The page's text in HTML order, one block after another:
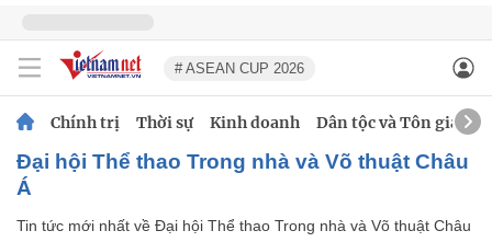
# ASEAN CUP 2026
Chính trị Thời sự Kinh doanh Dân tộc và Tôn giáo
Đại hội Thể thao Trong nhà và Võ thuật Châu
Á
Tin tức mới nhất về Đại hội Thể thao Trong nhà và Võ thuật Châu